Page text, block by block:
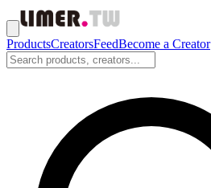
ProductsCreatorsFeedBecome a Creator